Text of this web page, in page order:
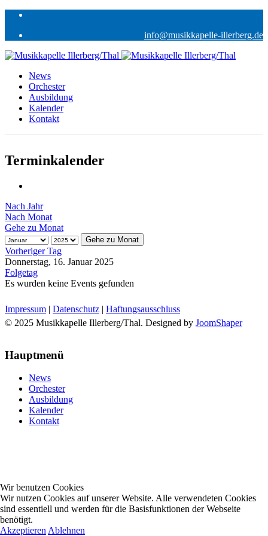
info@musikkapelle-illerberg.de
News
Orchester
Ausbildung
Kalender
Kontakt
Terminkalender
Nach Jahr
Nach Monat
Gehe zu Monat
Gehe zu Monat
Vorheriger Tag
Donnerstag, 16. Januar 2025
Folgetag
Es wurden keine Events gefunden
Impressum | Datenschutz | Haftungsausschluss
© 2025 Musikkapelle Illerberg/Thal. Designed by JoomShaper
Hauptmenü
News
Orchester
Ausbildung
Kalender
Kontakt
Wir benutzen Cookies
Wir nutzen Cookies auf unserer Website. Alle verwendeten Cookies
sind essentiell und werden für die Basisfunktionen der Webseite
benötigt.
Akzeptieren Ablehnen